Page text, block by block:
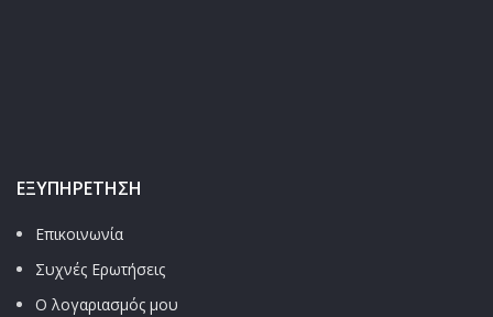
ΕΞΥΠΗΡΈΤΗΣΗ
Επικοινωνία
Συχνές Ερωτήσεις
Ο λογαριασμός μου